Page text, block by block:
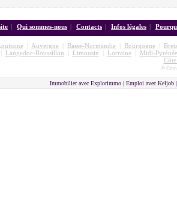
| Qui sommes-nous | Contacts | Infos légales |
Auvergne Basse-Normandie Bourgogne
Langedoc-Roussillon Limousin Lorraine|
Midi-
©
Immobilier avec Explorimmo | Emploi avec Keljob